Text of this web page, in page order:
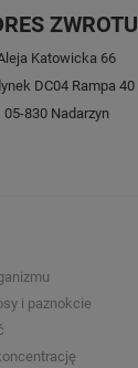
ZWROTU
Katowicka 66
DC04 Rampa 40
05-830 Nadarzyn
i paznokcie